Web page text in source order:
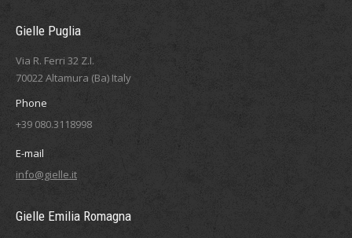
Gielle Puglia
Via R. Ferri 32 Z.I.
70022 Altamura (Ba) Italy
Phone
+39 080.3118998
E-mail
info@gielle.it
Gielle Emilia Romagna